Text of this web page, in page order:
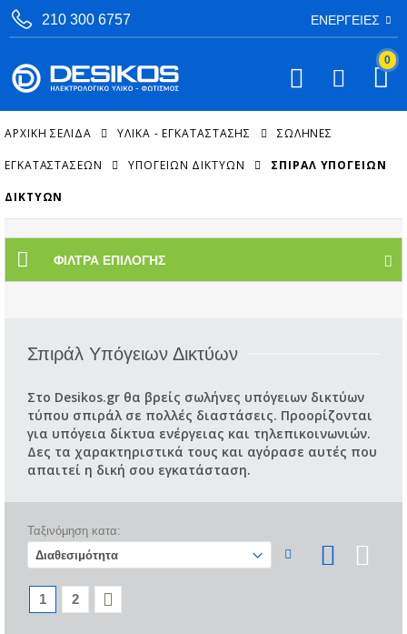
210 300 6757 ΕΝΈΡΓΕΙΕΣ
0
ΑΡΧΙΚΉ ΣΕΛΊΔΑ ΥΛΙΚΑ - ΕΓΚΑΤΑΣΤΑΣΗΣ ΣΩΛΉΝΕΣ
ΕΓΚΑΤΑΣΤΆΣΕΩΝ ΥΠΌΓΕΙΩΝ ΔΙΚΤΎΩΝ ΣΠΙΡΆΛ ΥΠΌΓΕΙΩΝ
ΔΙΚΤΎΩΝ
ΦΊΛΤΡΑ ΕΠΙΛΟΓΉΣ
Σπιράλ Υπόγειων Δικτύων
Στο Desikos.gr θα βρείς σωλήνες υπόγειων δικτύων
τύπου σπιράλ σε πολλές διαστάσεις. Προορίζονται
για υπόγεια δίκτυα ενέργειας και τηλεπικοινωνιών.
Δες τα χαρακτηριστικά τους και αγόρασε αυτές που
απαιτεί η δική σου εγκατάσταση.
Ταξινόμηση κατα:
1 2